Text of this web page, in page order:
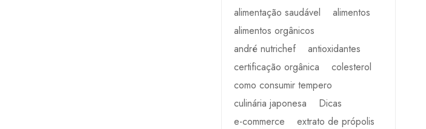
alimentação saudável
alimentos
alimentos orgânicos
andré nutrichef
antioxidantes
certificação orgânica
colesterol
como consumir tempero
culinária japonesa
Dicas
e-commerce
extrato de própolis